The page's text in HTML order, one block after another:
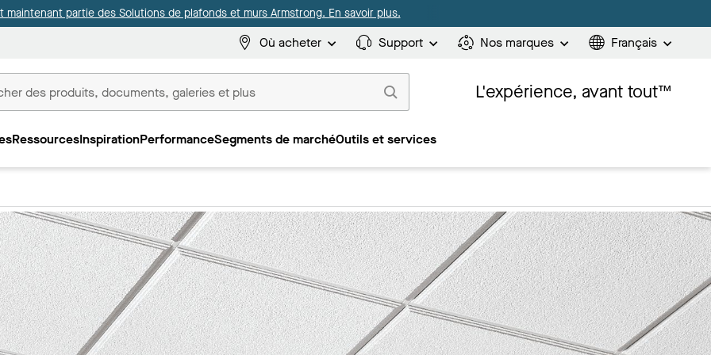
maintenant partie des Solutions de plafonds et murs Armstrong. En savoir plus.
Où acheter Support Nos marques Français
L'expérience, avant tout™
RessourcesInspirationPerformanceSegments de marchéOutils et services